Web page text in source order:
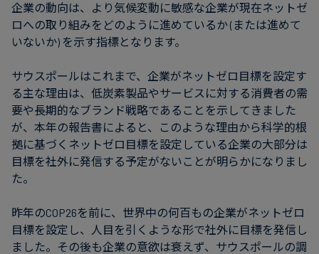
企業の動向は、より気候変動に敏感な企業が現在ネットゼ
ロへの取り組みをどのように進めているか (または進めて
いないか) を示す指標となります。
サウスポールはこれまで、企業がネットゼロ目標を設定す
る主な理由は、低炭素製品やサービスに対する消費者の需
要や長期的なブランド戦略であることを示してきました
が、本年の報告書によると、このような理由から科学的根
拠に基づくネットゼロ目標を設定している企業の大部分は
目標を社外に発信する予定がないことが明らかになりまし
た。
昨年のCOP26を前に、世界中の何百もの企業がネットゼロ
目標を設定し、人目を引くような形で社外に目標を発信し
ました。その後も企業の意欲は衰えず、サウスポールの調